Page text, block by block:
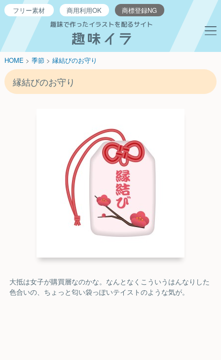
フリー素材 商用利用OK 商標登録NG
趣味で作ったイラストを配るサイト
HOME > 季節 > 縁結びのお守り
縁結びのお守り
大抵は女子が購買層なのかな。なんとなくこういうはんなりした
色合いの、ちょっと匂い袋っぽいテイストのような気が。